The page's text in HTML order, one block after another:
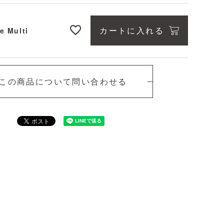
Multi カートに入れる
の商品について問い合わせる